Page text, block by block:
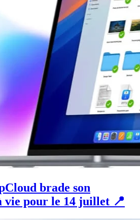
brade son
vie pour le 14 juillet 📍